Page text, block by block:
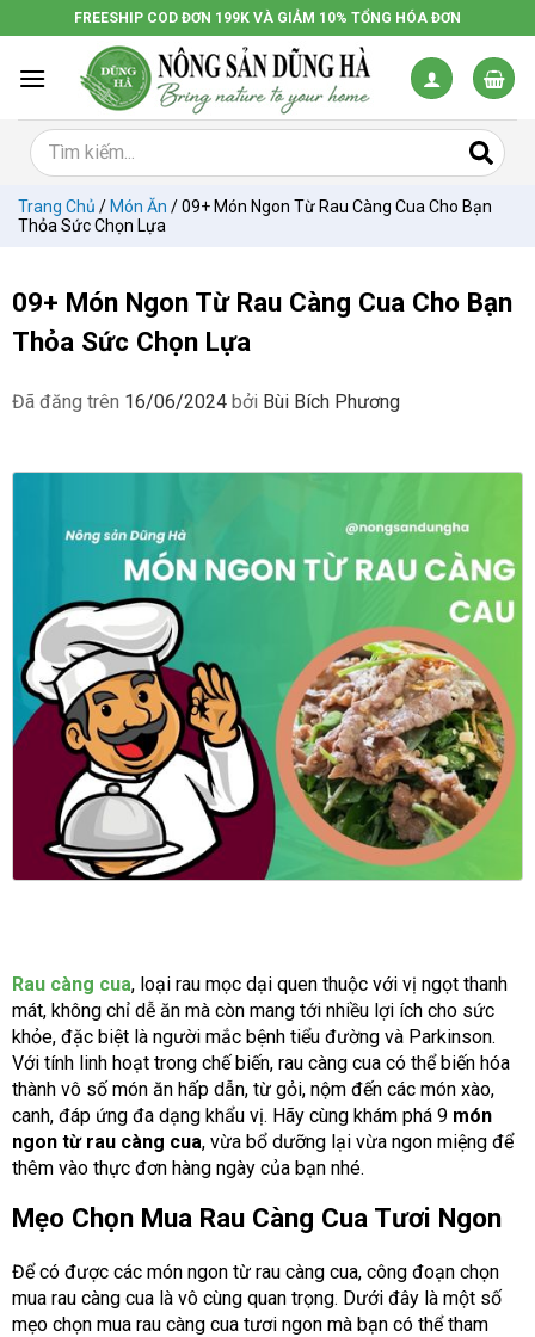
đến
dung
FREESHIP COD ĐƠN 199K VÀ GIẢM 10% TỔNG HÓA ĐƠN
Trang Chủ / Món Ăn /09+ Món Ngon Từ Rau Càng Cua Cho Bạn
Thỏa Sức Chọn Lựa
09+ Món Ngon Từ Rau Càng Cua Cho Bạn
Thỏa Sức Chọn Lựa
Đã đăng trên 16/06/2024 bởi Bùi Bích Phương
Rau càng cua, loại rau mọc dại quen thuộc với vị ngọt thanh
mát, không chỉ dễ ăn mà còn mang tới nhiều lợi ích cho sức
khỏe, đặc biệt là người mắc bệnh tiểu đường và Parkinson.
Với tính linh hoạt trong chế biến, rau càng cua có thể biến hóa
thành vô số món ăn hấp dẫn, từ gỏi, nộm đến các món xào,
canh, đáp ứng đa dạng khẩu vị. Hãy cùng khám phá 9 món
ngon từ rau càng cua, vừa bổ dưỡng lại vừa ngon miệng để
thêm vào thực đơn hàng ngày của bạn nhé.
Mẹo Chọn Mua Rau Càng Cua Tươi Ngon
Để có được các món ngon từ rau càng cua, công đoạn chọn
mua rau càng cua là vô cùng quan trọng. Dưới đây là một số
mẹo chọn mua rau càng cua tươi ngon mà bạn có thể tham